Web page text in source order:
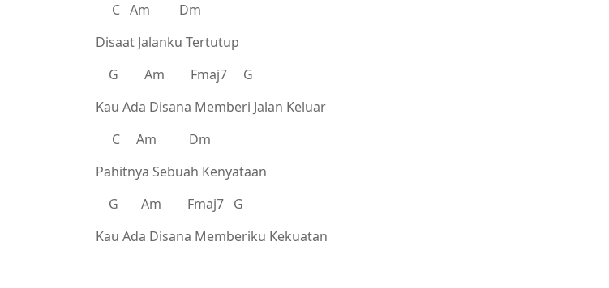
C Am Dm
Disaat Jalanku Tertutup
G Am Fmaj7 G
Kau Ada Disana Memberi Jalan Keluar
C Am Dm
Pahitnya Sebuah Kenyataan
G Am Fmaj7 G
Kau Ada Disana Memberiku Kekuatan